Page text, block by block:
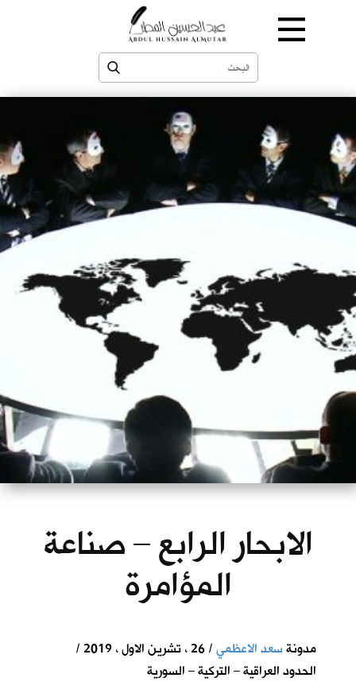
الابحار الرابع – صناعة
المؤامرة
مدونةسعد الاعظمي
/ 26 ، تشرين الاول ، 2019 /
الحدود العراقية – التركية – السورية